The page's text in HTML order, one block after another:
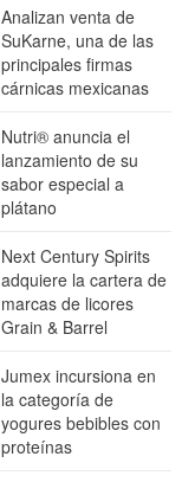
Analizan venta de
SuKarne, una de las
principales firmas
cárnicas mexicanas
Nutri® anuncia el
lanzamiento de su
sabor especial a
plátano
Next Century Spirits
adquiere la cartera de
marcas de licores
Grain & Barrel
Jumex incursiona en
la categoría de
yogures bebibles con
proteínas